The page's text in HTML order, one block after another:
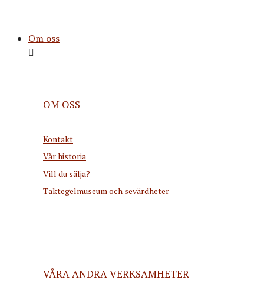
Om oss
OM OSS
Kontakt
Vår historia
Vill du sälja?
Taktegelmuseum och sevärdheter
VÅRA ANDRA VERKSAMHETER